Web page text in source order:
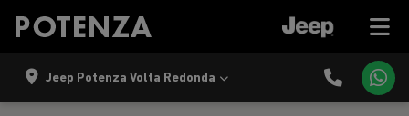
Jeep Potenza Volta Redonda